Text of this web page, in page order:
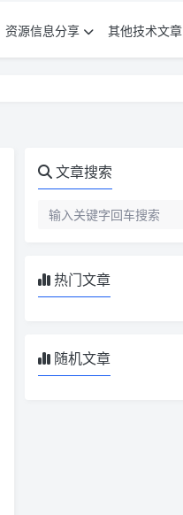
资源信息分享 其他技术文章
文章搜索
热门文章
随机文章